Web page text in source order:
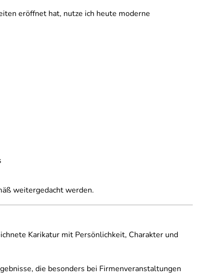
eröffnet hat, nutze ich heute moderne
weitergedacht werden.
Karikatur mit Persönlichkeit, Charakter und
die besonders bei Firmenveranstaltungen